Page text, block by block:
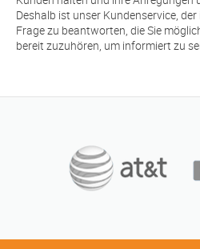
Deshalb ist unser Kundenservice,
Frage zu beantworten, die Sie
bereit zuzuhören, um informiert zu